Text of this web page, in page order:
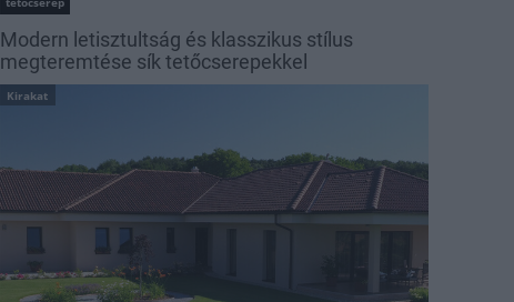
Modern letisztultság és klasszikus stílus
megteremtése sík tetőcserepekkel
Kirakat